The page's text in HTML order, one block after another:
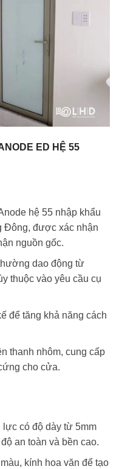
ED HỆ 55
hệ 55 nhập khẩu
Đông, được xác nhận
nguồn gốc.
dao động từ
thuộc vào yêu cầu cụ
để tăng khả năng cách
thanh nhôm, cung cấp
cho cửa.
có độ dày từ 5mm
an toàn và bền cao.
kính hoa văn để tạo